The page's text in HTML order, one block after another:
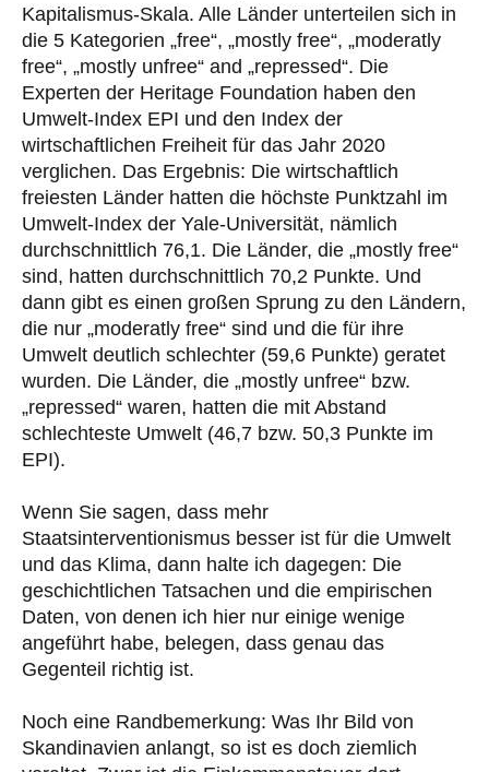
Kapitalismus-Skala. Alle Länder unterteilen sich in
die 5 Kategorien „free“, „mostly free“, „moderatly
free“, „mostly unfree“ and „repressed“. Die
Experten der Heritage Foundation haben den
Umwelt-Index EPI und den Index der
wirtschaftlichen Freiheit für das Jahr 2020
verglichen. Das Ergebnis: Die wirtschaftlich
freiesten Länder hatten die höchste Punktzahl im
Umwelt-Index der Yale-Universität, nämlich
durchschnittlich 76,1. Die Länder, die „mostly free“
sind, hatten durchschnittlich 70,2 Punkte. Und
dann gibt es einen großen Sprung zu den Ländern,
die nur „moderatly free“ sind und die für ihre
Umwelt deutlich schlechter (59,6 Punkte) geratet
wurden. Die Länder, die „mostly unfree“ bzw.
„repressed“ waren, hatten die mit Abstand
schlechteste Umwelt (46,7 bzw. 50,3 Punkte im
EPI).
Wenn Sie sagen, dass mehr
Staatsinterventionismus besser ist für die Umwelt
und das Klima, dann halte ich dagegen: Die
geschichtlichen Tatsachen und die empirischen
Daten, von denen ich hier nur einige wenige
angeführt habe, belegen, dass genau das
Gegenteil richtig ist.
Noch eine Randbemerkung: Was Ihr Bild von
Skandinavien anlangt, so ist es doch ziemlich